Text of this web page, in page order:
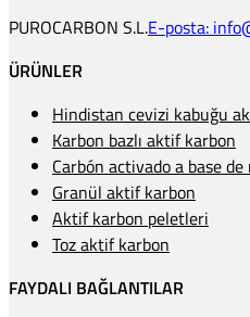
PUROCARBON S.L.E-posta:
ÜRÜNLER
Hindistan cevizi kabuğu
Karbon bazlı aktif karbon
Carbón activado a base
Granül aktif karbon
Aktif karbon peletleri
Toz aktif karbon
FAYDALI BAĞLANTILAR